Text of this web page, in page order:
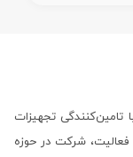
در سال ۱۳۸۹ کار خود را با تامین‌کنندگی تجهیزات
فعالیت، شرکت در حوزه